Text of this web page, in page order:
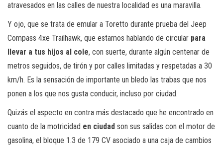
atravesados en las calles de nuestra localidad es una maravilla.
Y ojo, que se trata de emular a Toretto durante prueba del Jeep
Compass 4xe Trailhawk, que estamos hablando de circular para
llevar a tus hijos al cole, con suerte, durante algún centenar de
metros seguidos, de tirón y por calles limitadas y respetadas a 30
km/h. Es la sensación de importante un bledo las trabas que nos
ponen a los que nos gusta conducir, incluso por ciudad.
Quizás el aspecto en contra más destacado que he encontrado en
cuanto de la motricidad en ciudad son sus salidas con el motor de
gasolina, el bloque 1.3 de 179 CV asociado a una caja de cambios